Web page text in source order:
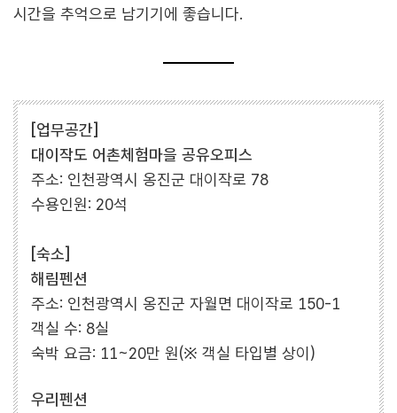
시간을 추억으로 남기기에 좋습니다.
[업무공간]
대이작도 어촌체험마을 공유오피스
주소: 인천광역시 옹진군 대이작로 78
수용인원: 20석
[숙소]
해림펜션
주소: 인천광역시 옹진군 자월면 대이작로 150-1
객실 수: 8실
숙박 요금: 11~20만 원(※ 객실 타입별 상이)
우리펜션